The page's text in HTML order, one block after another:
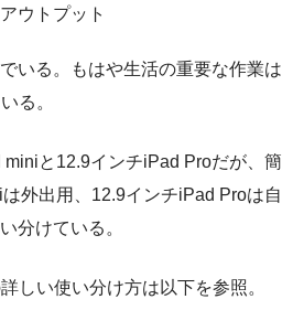
ウトプット
いる。もはや生活の重要な作業は
る。
と12.9インチiPad Proだが、簡
外出用、12.9インチiPad Proは自
分けている。
しい使い分け方は以下を参照。